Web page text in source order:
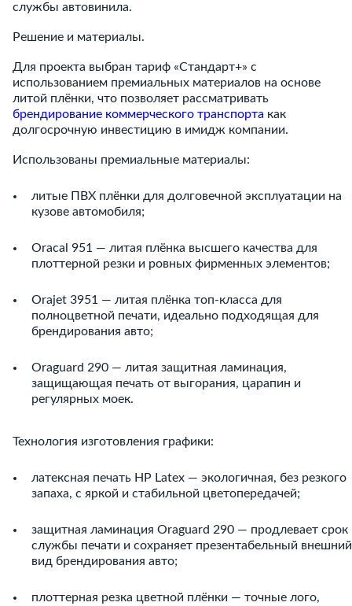
службы автовинила.
Решение и материалы.
Для проекта выбран тариф «Стандарт+» с
использованием премиальных материалов на основе
литой плёнки, что позволяет рассматривать
брендирование коммерческого транспорта как
долгосрочную инвестицию в имидж компании.
Использованы премиальные материалы:
литые ПВХ плёнки для долговечной эксплуатации на
кузове автомобиля;
Oracal 951 — литая плёнка высшего качества для
плоттерной резки и ровных фирменных элементов;
Orajet 3951 — литая плёнка топ-класса для
полноцветной печати, идеально подходящая для
брендирования авто;
Oraguard 290 — литая защитная ламинация,
защищающая печать от выгорания, царапин и
регулярных моек.
Технология изготовления графики:
латексная печать HP Latex — экологичная, без резкого
запаха, с яркой и стабильной цветопередачей;
защитная ламинация Oraguard 290 — продлевает срок
службы печати и сохраняет презентабельный внешний
вид брендирования авто;
плоттерная резка цветной плёнки — точные лого,